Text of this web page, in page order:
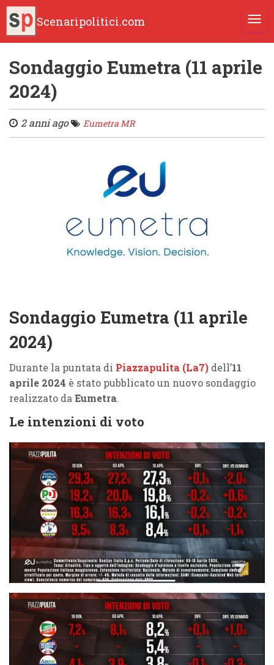
Scenaripolitici.com
Sondaggio Eumetra (11 aprile
2024)
2 anni ago Eumetra MR
Sondaggio Eumetra (11 aprile
2024)
Durante la puntata di Piazzapulita (La7) dell’11
aprile 2024 è stato pubblicato un nuovo sondaggio
realizzato da Eumetra.
Le intenzioni di voto